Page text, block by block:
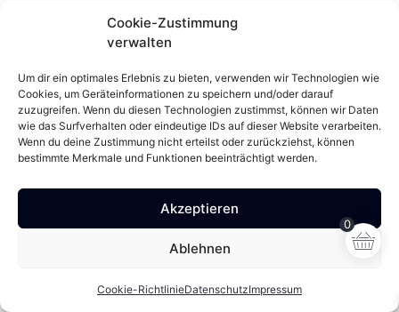
Cookie-Zustimmung
verwalten
Um dir ein optimales Erlebnis zu bieten, verwenden wir Technologien wie
Cookies, um Geräteinformationen zu speichern und/oder darauf
zuzugreifen. Wenn du diesen Technologien zustimmst, können wir Daten
wie das Surfverhalten oder eindeutige IDs auf dieser Website verarbeiten.
Wenn du deine Zustimmung nicht erteilst oder zurückziehst, können
bestimmte Merkmale und Funktionen beeinträchtigt werden.
Akzeptieren
Ablehnen
Cookie-RichtlinieDatenschutzImpressum
0